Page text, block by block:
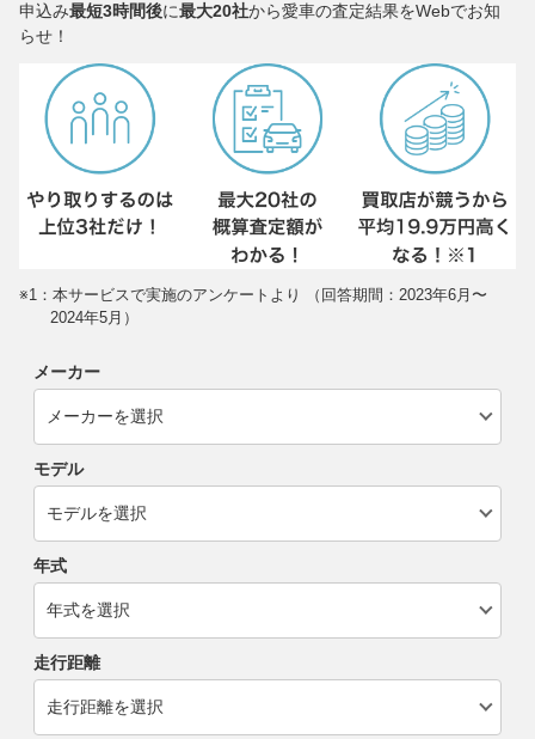
申込み最短3時間後に最大20社から愛車の査定結果をWebでお知
らせ！
※1：本サービスで実施のアンケートより （回答期間：2023年6月〜
2024年5月）
メーカー
モデル
年式
走行距離